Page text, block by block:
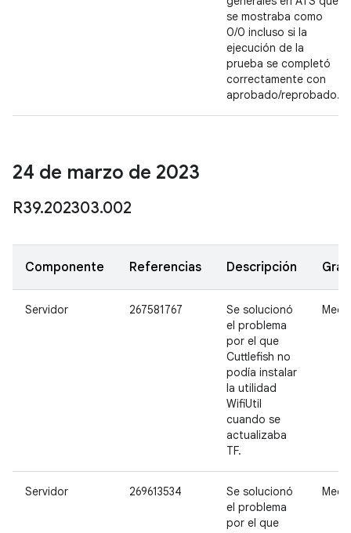
se mostraba como
0/0 incluso si la
ejecución de la
prueba se completó
correctamente con
aprobado/reprobado.
24 de marzo de 2023
R39.202303.002
Componente Referencias Descripción
Servidor 267581767
Se solucionó
el problema
por el que
Cuttlefish no
podía instalar
la utilidad
WifiUtil
cuando se
actualizaba
TF.
Servidor 269613534
Se solucionó
el problema
por el que